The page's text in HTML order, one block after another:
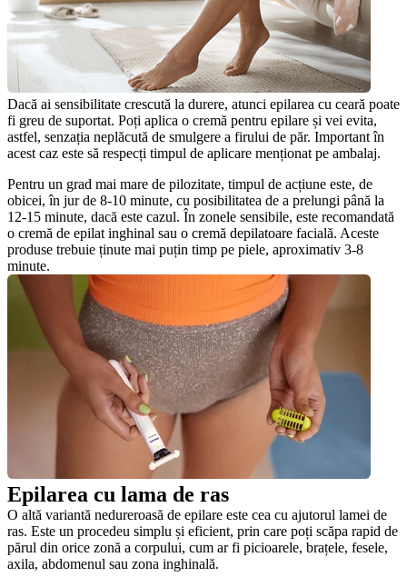
Dacă ai sensibilitate crescută la durere, atunci epilarea cu ceară poate
fi greu de suportat. Poți aplica o cremă pentru epilare și vei evita,
astfel, senzația neplăcută de smulgere a firului de păr. Important în
acest caz este să respecți timpul de aplicare menționat pe ambalaj.
Pentru un grad mai mare de pilozitate, timpul de acțiune este, de
obicei, în jur de 8-10 minute, cu posibilitatea de a prelungi până la
12-15 minute, dacă este cazul. În zonele sensibile, este recomandată
o cremă de epilat inghinal sau o cremă depilatoare facială. Aceste
produse trebuie ținute mai puțin timp pe piele, aproximativ 3-8
minute.
Epilarea cu lama de ras
O altă variantă nedureroasă de epilare este cea cu ajutorul lamei de
ras. Este un procedeu simplu și eficient, prin care poți scăpa rapid de
părul din orice zonă a corpului, cum ar fi picioarele, brațele, fesele,
axila, abdomenul sau zona inghinală.